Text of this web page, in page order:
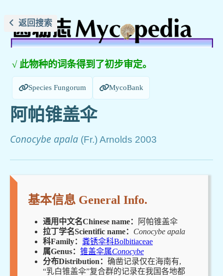
返回搜索
√ 此物种的词条得到了初步审定。
Species Fungorum MycoBank
阿帕锥盖伞
Conocybe apala (Fr.) Arnolds 2003
基本信息 General Info.
通用中文名Chinese name：
阿帕锥盖伞
拉丁学名Scientific name： Conocybe apala
科Family： 粪锈伞科Bolbitiaceae
属Genus： 锥盖伞属Conocybe
分布Distribution： 确凿记录仅在海南有,
“乳白锥盖伞”复合群的记录在我国各地都